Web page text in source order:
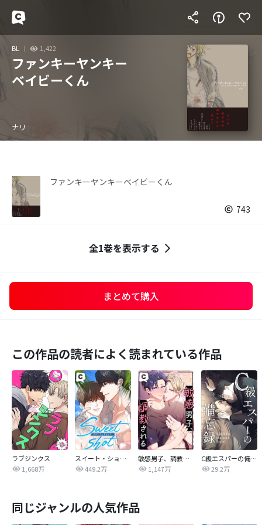
BL 1,422
ファンキーヤンキー
ベイビーくん
ナリ
ファンキーヤンキーベイビーくん
743
全1巻を表示する
まとめて購入
この作品の読者によく読まれている作品
ラブジンクス
1,668万
スイート・ショット
449.2万
敏感男子、調教される
1,147万
C級エスパーの備忘録
29.2万
同じジャンルの人気作品